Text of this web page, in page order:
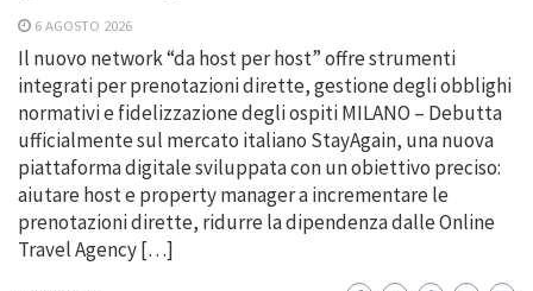
6 AGOSTO 2026
Il nuovo network “da host per host” offre strumenti
integrati per prenotazioni dirette, gestione degli obblighi
normativi e fidelizzazione degli ospiti MILANO – Debutta
ufficialmente sul mercato italiano StayAgain, una nuova
piattaforma digitale sviluppata con un obiettivo preciso:
aiutare host e property manager a incrementare le
prenotazioni dirette, ridurre la dipendenza dalle Online
Travel Agency […]